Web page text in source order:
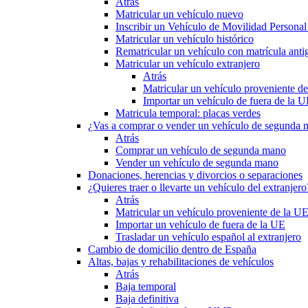
Matricular un vehículo nuevo
Inscribir un Vehículo de Movilidad
Matricular un vehículo histórico
Rematricular un vehículo con matrícula
Matricular un vehículo extranjero
Atrás
Matricular un vehículo proveniente
Importar un vehículo de fuera de la
Matricula temporal: placas verdes
¿Vas a comprar o vender un vehículo de segunda
Atrás
Comprar un vehículo de segunda mano
Vender un vehículo de segunda mano
Donaciones, herencias y divorcios o separaciones
¿Quieres traer o llevarte un vehículo del
Atrás
Matricular un vehículo proveniente de la UE
Importar un vehículo de fuera de la UE
Trasladar un vehículo español al extranjero
Cambio de domicilio dentro de España
Altas, bajas y rehabilitaciones de vehículos
Atrás
Baja temporal
Baja definitiva